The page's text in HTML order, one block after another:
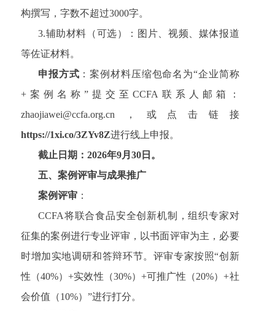
构撰写，字数不超过3000字。
3.辅助材料（可选）：图片、视频、媒体报道
等佐证材料。
申报方式 ：案例材料压缩包命名为“企业简称
+案例名称”提交至CCFA联系人邮箱：
zhaojiawei@ccfa.org.cn，或点击链接
https://1xi.co/3ZYv8Z进行线上申报。
截止日期：2026年9月30日 。
五、案例评审与成果推广
案例评审：
CCFA将联合食品安全创新机制，组织专家对
征集的案例进行专业评审，以书面评审为主，必要
时增加实地调研和答辩环节。评审专家按照“创新
性（40%）+实效性（30%）+可推广性（20%）+社
会价值（10%）”进行打分。